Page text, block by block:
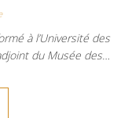
à l’Université des
du Musée des…